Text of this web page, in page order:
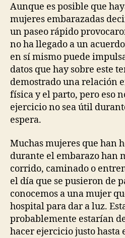
Aunque es posible que
mujeres embarazadas
un paseo rápido
no ha llegado a un
en sí mismo puede
datos que hay sobre este
demostrado una relación
física y el parto, pero eso
ejercicio no sea útil
espera.
Muchas mujeres que han
durante el embarazo han
corrido, caminado o
el día que se pusieron de
conocemos a una mujer
hospital para dar a luz.
probablemente estarían
hacer ejercicio justo hasta